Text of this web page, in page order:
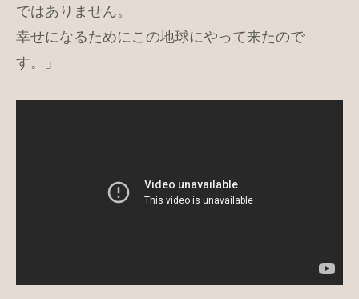
ではありません。
幸せになるためにこの地球にやって来たので
す。」